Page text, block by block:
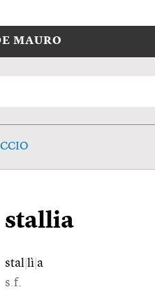
MAURO
stallia
stal lì a
s.f.